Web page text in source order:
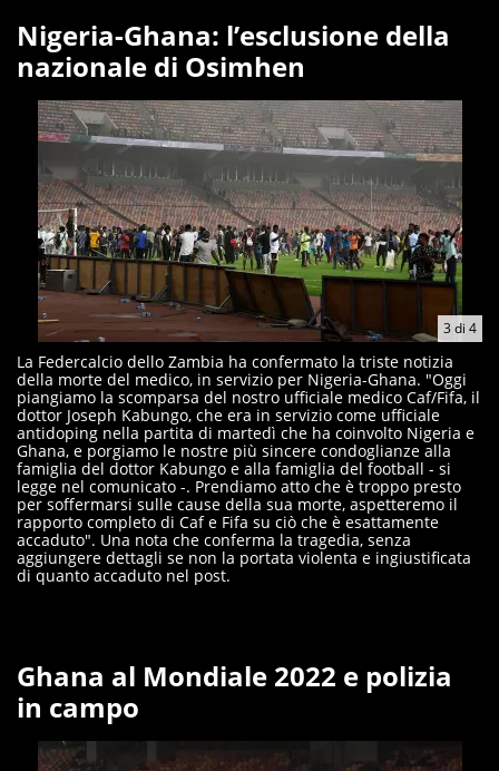
Nigeria-Ghana: l’esclusione della
nazionale di Osimhen
3di 4
La Federcalcio dello Zambia ha confermato la triste notizia
della morte del medico, in servizio per Nigeria-Ghana. "Oggi
piangiamo la scomparsa del nostro ufficiale medico Caf/Fifa, il
dottor Joseph Kabungo, che era in servizio come ufficiale
antidoping nella partita di martedì che ha coinvolto Nigeria e
Ghana, e porgiamo le nostre più sincere condoglianze alla
famiglia del dottor Kabungo e alla famiglia del football - si
legge nel comunicato -. Prendiamo atto che è troppo presto
per soffermarsi sulle cause della sua morte, aspetteremo il
rapporto completo di Caf e Fifa su ciò che è esattamente
accaduto". Una nota che conferma la tragedia, senza
aggiungere dettagli se non la portata violenta e ingiustificata
di quanto accaduto nel post.
Ghana al Mondiale 2022 e polizia
in campo